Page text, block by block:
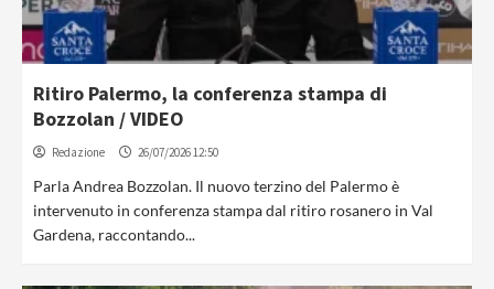
Ritiro Palermo, la conferenza stampa di
Bozzolan / VIDEO
Redazione 26/07/2026 12:50
Parla Andrea Bozzolan. Il nuovo terzino del Palermo è
intervenuto in conferenza stampa dal ritiro rosanero in Val
Gardena, raccontando...